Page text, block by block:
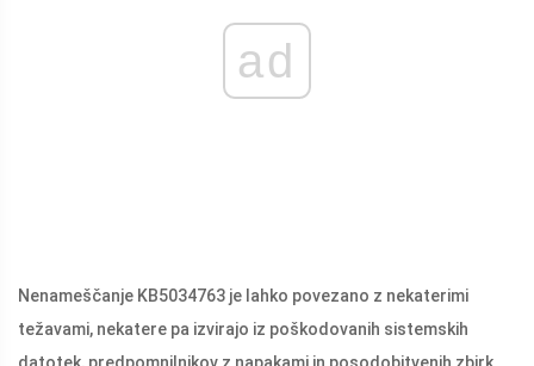
ad
Nenameščanje KB5034763 je lahko povezano z nekaterimi
težavami, nekatere pa izvirajo iz poškodovanih sistemskih